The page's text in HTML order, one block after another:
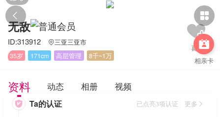
 

相亲卡
无敌
ID:313912 三亚三亚市
35岁
171cm 高层管理 8千~1万
资料 动态 相册 视频
 Ta的认证 已点亮3项认证 更多